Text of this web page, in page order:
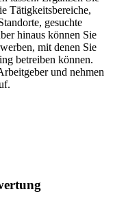
Tätigkeitsbereiche,
gesuchte
hinaus können Sie
mit denen Sie
betreiben können.
und nehmen